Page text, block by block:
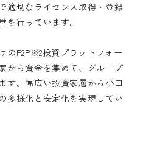
適切なライセンス取得・登録
を行っています。
のP2P※2投資プラットフォー
から資金を集めて、グループ
す。幅広い投資家層から小口
多様化と安定化を実現してい